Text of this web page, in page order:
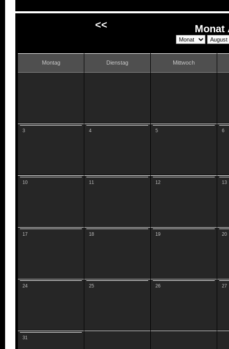
<< Monat
Montag Dienstag Mittwoch
3 4 5 6
10 11 12 13
17 18 19 20
24 25 26 27
31